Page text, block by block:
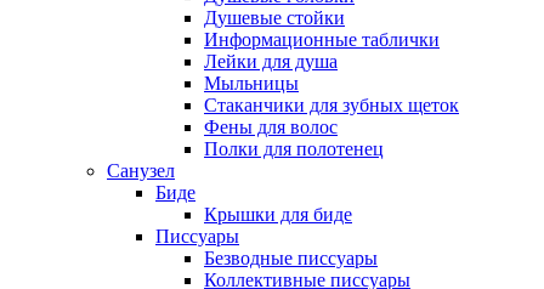
Душевые стойки
Информационные таблички
Лейки для душа
Мыльницы
Стаканчики для зубных щеток
Фены для волос
Полки для полотенец
Санузел
Биде
Крышки для биде
Писсуары
Безводные писсуары
Коллективные писсуары